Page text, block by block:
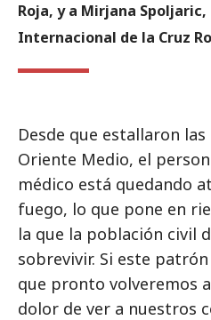
Roja, y a Mirjana
Internacional de la Cruz
Desde que estallaron
Oriente Medio, el
médico está quedando
fuego, lo que pone en
la que la población civil
sobrevivir. Si este
que pronto volveremos
dolor de ver a nuestros